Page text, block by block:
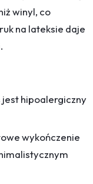
winyl, co
na lateksie daje
jest hipoalergiczny
wykończenie